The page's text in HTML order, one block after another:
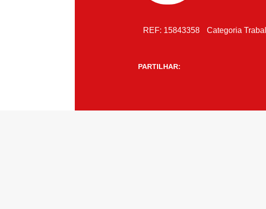
REF: 15843358 Categoria
PARTILHAR: